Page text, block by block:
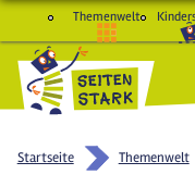
Themenwelt
Startseite Themenwelt